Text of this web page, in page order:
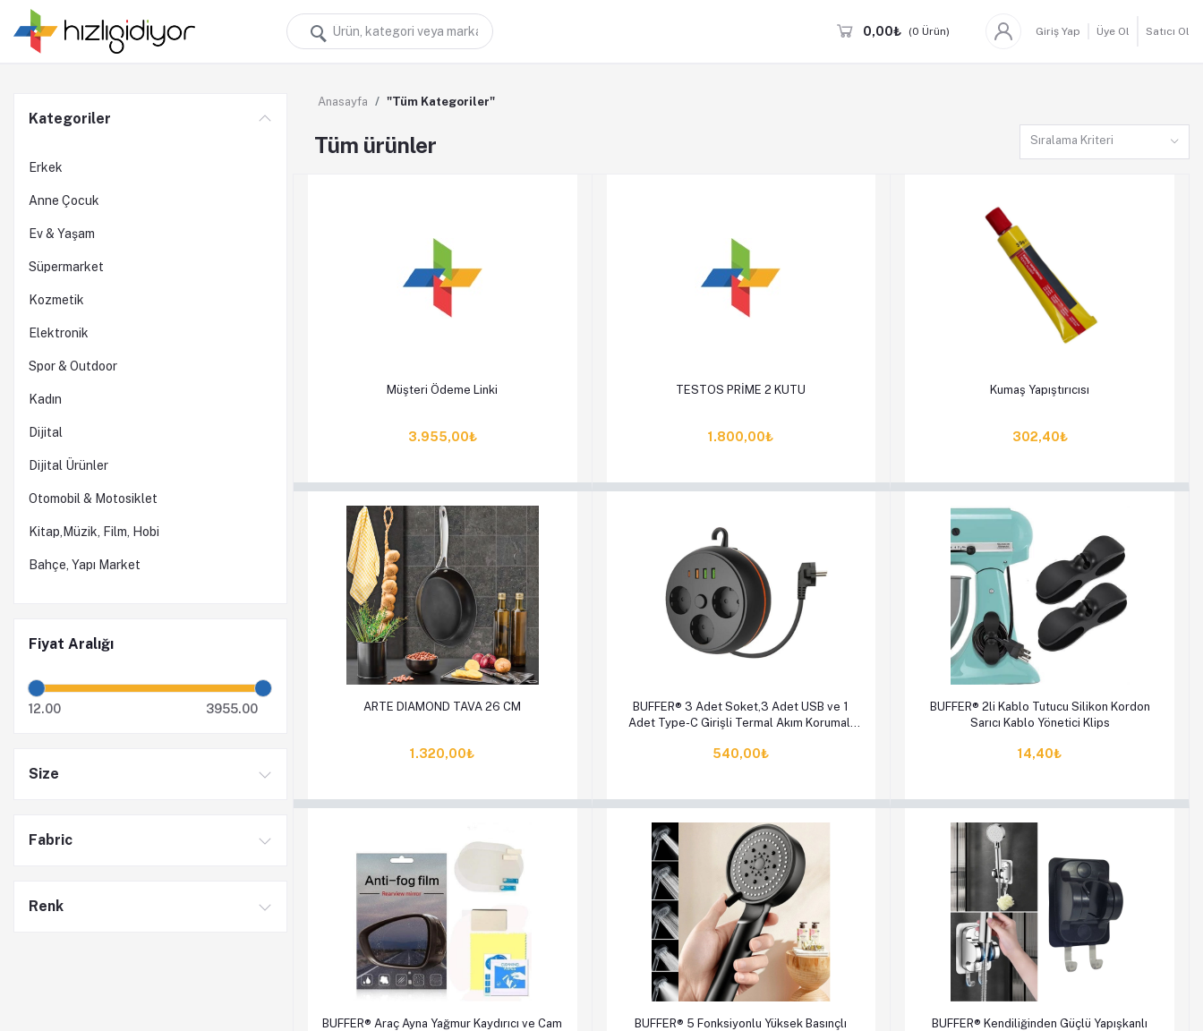
0,00₺ (0 Ürün) Giriş Yap Üye Ol Satıcı Ol
Kategoriler
Erkek
Anne Çocuk
Ev & Yaşam
Süpermarket
Kozmetik
Elektronik
Spor & Outdoor
Kadın
Dijital
Dijital Ürünler
Otomobil & Motosiklet
Kitap,Müzik, Film, Hobi
Bahçe, Yapı Market
Fiyat Aralığı
12.00 3955.00
Size
Fabric
Renk
Anasayfa "Tüm Kategoriler"
Tüm ürünler Sıralama Kriteri
Sepete Ekle Hemen Al
Müşteri Ödeme Linki
3.955,00₺
Sepete Ekle Hemen Al
TESTOS PRİME 2 KUTU
1.800,00₺
Sepete EkleKumaş Yapıştırıcısı
302,40₺
Sepete Ekle Hemen Al
ARTE DIAMOND TAVA 26 CM
1.320,00₺
Sepete Ekle Hemen Al
BUFFER® 3 Adet Soket,3 Adet USB ve 1
Adet Type-C Girişli Termal Akım Korumalı
540,00₺
Sepete Ekle Hemen Al
BUFFER® 2li Kablo Tutucu Silikon Kordon
Sarıcı Kablo Yönetici Klips
14,40₺
Sepete Ekle Hemen Al
BUFFER® Araç Ayna Yağmur Kaydırıcı ve Cam
Sepete Ekle Hemen Al
BUFFER® 5 Fonksiyonlu Yüksek Basınçlı
Sepete Ekle Hemen Al
BUFFER® Kendiliğinden Güçlü Yapışkanlı